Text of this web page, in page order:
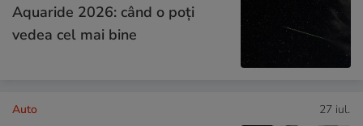
Aquaride 2026: când o poți
vedea cel mai bine
Auto 27 iul.